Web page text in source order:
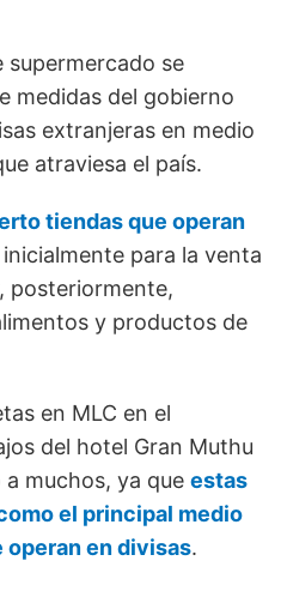
supermercado se
medidas del gobierno
extranjeras en medio
atraviesa el país.
tiendas que operan
inicialmente para la venta
posteriormente,
y productos de
en MLC en el
del hotel Gran Muthu
muchos, ya que estas
el principal medio
operan en divisas.